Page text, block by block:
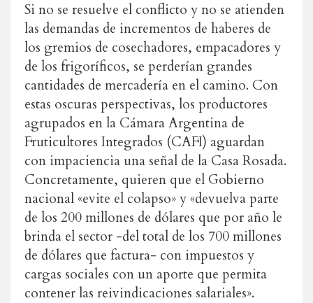
Si no se resuelve el conflicto y no se atienden
las demandas de incrementos de haberes de
los gremios de cosechadores, empacadores y
de los frigoríficos, se perderían grandes
cantidades de mercadería en el camino. Con
estas oscuras perspectivas, los productores
agrupados en la Cámara Argentina de
Fruticultores Integrados (CAFI) aguardan
con impaciencia una señal de la Casa Rosada.
Concretamente, quieren que el Gobierno
nacional «evite el colapso» y «devuelva parte
de los 200 millones de dólares que por año le
brinda el sector -del total de los 700 millones
de dólares que factura- con impuestos y
cargas sociales con un aporte que permita
contener las reivindicaciones salariales».